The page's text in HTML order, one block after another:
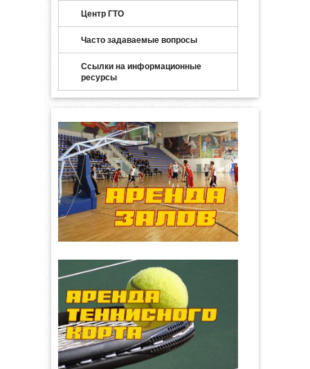
Центр ГТО
Часто задаваемые вопросы
Ссылки на информационные
ресурсы